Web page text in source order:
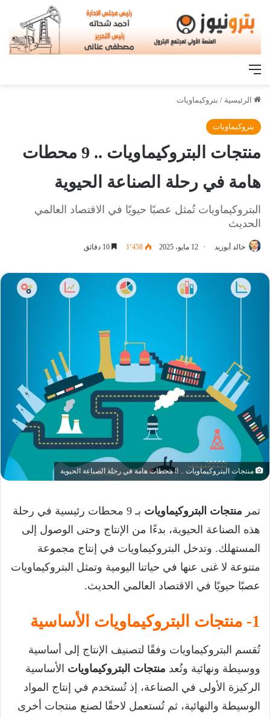
القائمة
الرئيسية / بتروكيماويات
بتروكيماويات
منتجات البتروكيماويات .. 9 محطات
هامة في رحلة الصناعة الحيوية
البتروكيماويات تُمثل عصبًا حيويًا في الاقتصاد العالمي
الحديث
خالد أبوزيد 12 مايو، 2025 1٬458
منتجات البتروكيماويات .. 8 محطات هامة في رحلة الصناعة الحيوية
تمر منتجات البتروكيماويات
بـ 9 محطات رئيسية في رحلة
هذه الصناعة الحيوية، بدءًا من الإنتاج وحتى الوصول إلى
المستهلك. وتدخل البتروكيماويات في إنتاج مجموعة
متنوعة لا غنى عنها في حياتنا اليومية وتمثل البتروكيماويات
عصبًا حيويًا في الاقتصاد العالمي الحديث.
1- منتجات البتروكيماويات الأساسية
تُقسم البتروكيماويات وفقًا لتصنيف الإنتاج إلى أساسية
ووسيطة ونهائية وتُعد منتجات البتروكيماويات الأساسية
الركيزة الأولى في الصناعة، إذ تُستخدم في إنتاج المواد
الوسيطة والنهائية، ثم تُستعمل لاحقًا لصنع منتجات أخرى